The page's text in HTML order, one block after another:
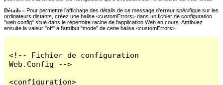
Détails = Pour permettre l'affichage des détails de ce message d'erreur spécifique sur les
ordinateurs distants, créez une balise <customErrors> dans un fichier de configuration
"web.config" situé dans le répertoire racine de l'application Web en cours. Attribuez
ensuite la valeur "off" à l'attribut "mode" de cette balise <customErrors>.
<!-- Fichier de configuration
Web.Config -->
<configuration>